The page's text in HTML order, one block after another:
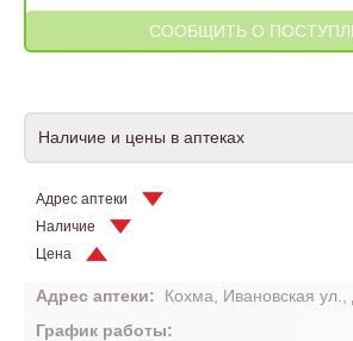
Наличие и цены в аптеках
Адрес аптеки
Наличие
Цена
Адрес аптеки:
Кохма, Ивановская ул.,
График работы: